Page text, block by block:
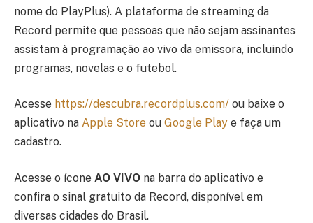
nome do PlayPlus). A plataforma de streaming da
Record permite que pessoas que não sejam assinantes
assistam à programação ao vivo da emissora, incluindo
programas, novelas e o futebol.
Acesse https://descubra.recordplus.com/ ou baixe o
aplicativo na Apple Store ou Google Play e faça um
cadastro.
Acesse o ícone AO VIVO na barra do aplicativo e
confira o sinal gratuito da Record, disponível em
diversas cidades do Brasil.